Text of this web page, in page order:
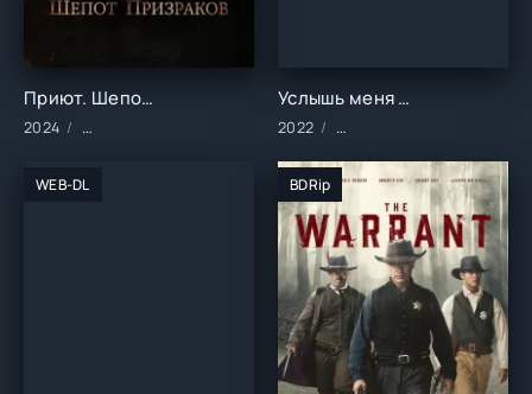
Приют. Шепот призраков (2024)
2024 Фильмы/2024 год/Зарубежные/Ужасы
Услышь меня (2022)
2022 Сериалы/2022 год/
WEB-DL BDRip